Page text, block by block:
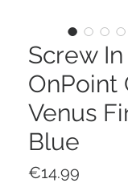
Screw In
OnPoint
Venus
Blue
€14.99